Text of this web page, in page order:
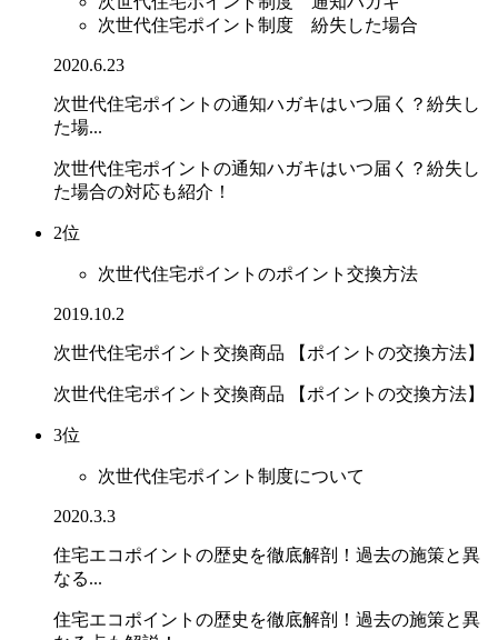
次世代住宅ポイント制度 紛失した場合
2020.6.23
次世代住宅ポイントの通知ハガキはいつ届く？紛失し
た場...
次世代住宅ポイントの通知ハガキはいつ届く？紛失し
た場合の対応も紹介！
2位
次世代住宅ポイントのポイント交換方法
2019.10.2
次世代住宅ポイント交換商品 【ポイントの交換方法】
次世代住宅ポイント交換商品 【ポイントの交換方法】
3位
次世代住宅ポイント制度について
2020.3.3
住宅エコポイントの歴史を徹底解剖！過去の施策と異
なる...
住宅エコポイントの歴史を徹底解剖！過去の施策と異